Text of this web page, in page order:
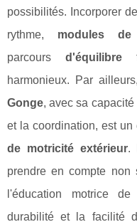
possibilités. Incorporer
rythme, modules de
parcours d'équilibre
harmonieux. Par
Gonge, avec sa
et la coordination, est
de motricité extérieur.
prendre en compte non
l'éducation motrice
durabilité et la facilité